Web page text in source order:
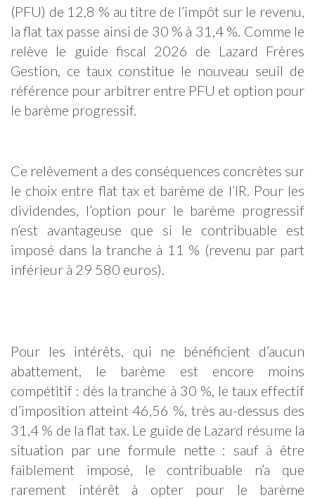
(PFU) de 12,8 % au titre de l’impôt sur le revenu,
la flat tax passe ainsi de 30 % à 31,4 %. Comme le
relève le guide fiscal 2026 de Lazard Frères
Gestion, ce taux constitue le nouveau seuil de
référence pour arbitrer entre PFU et option pour
le barème progressif.
Ce relèvement a des conséquences concrètes sur
le choix entre flat tax et barème de l’IR. Pour les
dividendes, l’option pour le barème progressif
n’est avantageuse que si le contribuable est
imposé dans la tranche à 11 % (revenu par part
inférieur à 29 580 euros).
Pour les intérêts, qui ne bénéficient d’aucun
abattement, le barème est encore moins
compétitif : dès la tranche à 30 %, le taux effectif
d’imposition atteint 46,56 %, très au-dessus des
31,4 % de la flat tax. Le guide de Lazard résume la
situation par une formule nette : sauf à être
faiblement imposé, le contribuable n’a que
rarement intérêt à opter pour le barème